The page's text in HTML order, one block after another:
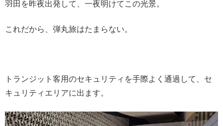
羽田を昨夜出発して、一夜明けてこの光景。
これだから、弾丸旅はたまらない。
トランジット客用のセキュリティを手際よく通過して、セ
キュリティエリアに出ます。